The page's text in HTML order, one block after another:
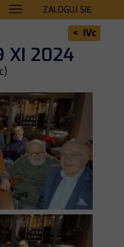
ZALOGUJ SIĘ
< IVc
XI 2024